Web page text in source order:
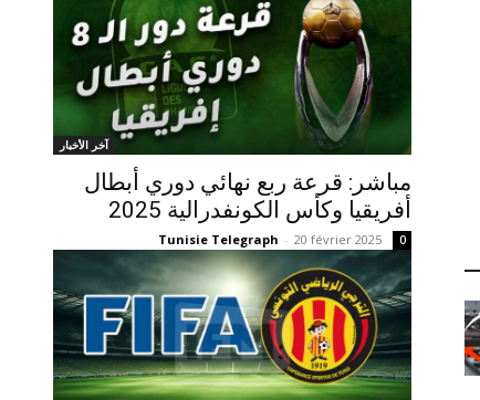
آخر الأخبار
مباشر: قرعة ربع نهائي دوري أبطال
أفريقيا وكأس الكونفدرالية 2025
Tunisie Telegraph - 20 février 2025 0